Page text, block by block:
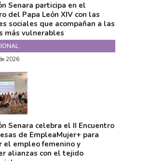
Senara participa en el
del Papa León XIV con las
sociales que acompañan a las
más vulnerables
2026
Senara celebra el II Encuentro
de EmpleaMujer+ para
el empleo femenino y
alianzas con el tejido